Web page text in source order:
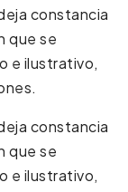
constancia
que se
e ilustrativo,
constancia
que se
e ilustrativo,